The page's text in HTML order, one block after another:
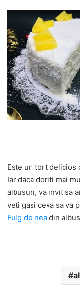
Este un tort delicios
Iar daca doriti mai
albusuri, va invit sa
veti gasi ceva sa va
Fulg de nea din